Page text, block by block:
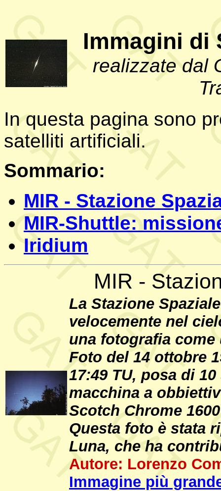
Immagini di
realizzate dal
In questa pagina sono
satelliti artificiali.
Sommario:
MIR - Stazione
MIR-Shuttle:
Iridium
MIR -
La Stazione
velocemente nel
una fotografia
Foto del 14 ottobre
17:49 TU, posa di
macchina a
Scotch Chrome
Questa foto è stata
Luna, che ha
Autore: Lorenzo
Immagine più